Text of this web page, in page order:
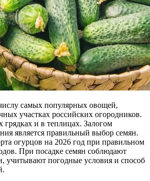
самых популярных овощей,
участках российских огородников.
грядках и в теплицах. Залогом
является правильный выбор семян.
огурцов на 2026 год при правильном
При посадке семян соблюдают
учитывают погодные условия и способ